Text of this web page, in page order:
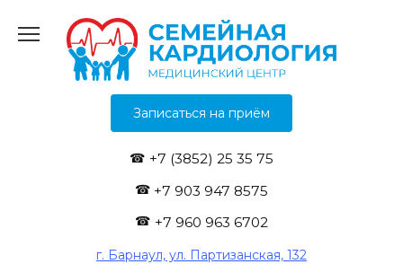
содержанию
Записаться на приём
+7 (3852) 25 35 75
+7 903 947 8575
+7 960 963 6702
г. Барнаул, ул. Партизанская, 132